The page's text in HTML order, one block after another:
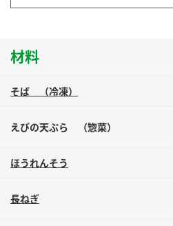
すしラボ
納豆の豆知識
ロングセラー商品 ＋ おすすめレシピ
ミツカン公式通販
材料
そば （冷凍）
えびの天ぷら （惣菜）
ほうれんそう
長ねぎ